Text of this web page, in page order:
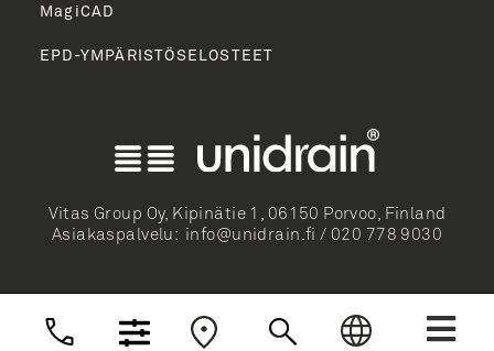
Suomi
Svenska
Deutsch
MagiCAD
EPD-YMPÄRISTÖSELOSTEET
Vitas Group Oy, Kipinätie 1, 06150 Porvoo, Finland
Asiakaspalvelu: info@unidrain.fi / 020 778 9030